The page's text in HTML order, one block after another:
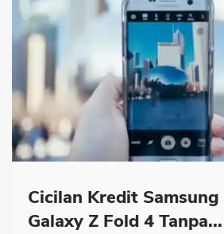
Cicilan Kredit Samsung
Galaxy Z Fold 4 Tanpa...